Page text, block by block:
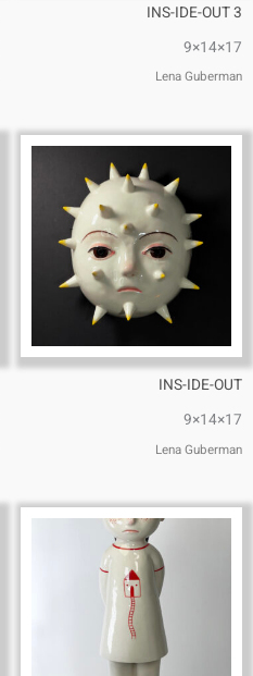
INS-IDE-OUT 3
17×14×9
Lena Guberman
INS-IDE-OUT
17×14×9
Lena Guberman